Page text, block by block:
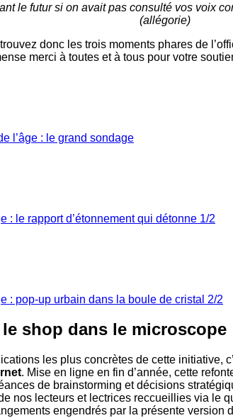
le futur si on avait pas consulté vos voix
(allégorie)
donc les trois moments phares de
merci à toutes et à tous pour votre
l’âge : le grand sondage
: le rapport d’étonnement qui détonne 1/2
: pop-up urbain dans la boule de cristal 2/2
shop dans le microscope
les plus concrètes de cette initiative,
. Mise en ligne en fin d’année, cette
de brainstorming et décisions
nos lecteurs et lectrices reccueillies via le
engendrés par la présente version